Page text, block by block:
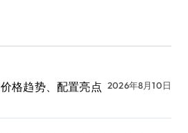
格趋势、配置亮点 2026年8月10日